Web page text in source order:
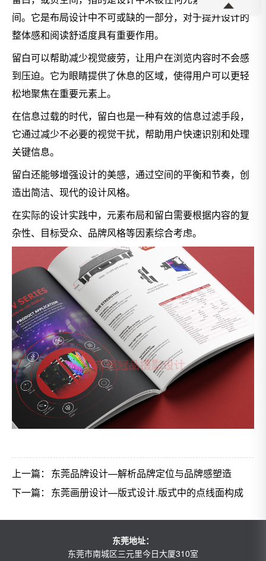
间。它是布局设计中不可或缺的一部分，对于提升设计的
整体感和阅读舒适度具有重要作用。
留白可以帮助减少视觉疲劳，让用户在浏览内容时不会感
到压迫。它为眼睛提供了休息的区域，使得用户可以更轻
松地聚焦在重要元素上。
在信息过载的时代，留白也是一种有效的信息过滤手段，
它通过减少不必要的视觉干扰，帮助用户快速识别和处理
关键信息。
留白还能够增强设计的美感，通过空间的平衡和节奏，创
造出简洁、现代的设计风格。
在实际的设计实践中，元素布局和留白需要根据内容的复
杂性、目标受众、品牌风格等因素综合考虑。
上一篇：
东莞品牌设计—解析品牌定位与品牌感塑造
下一篇：
东莞画册设计—版式设计.版式中的点线面构成
东莞地址：
东莞市南城区三元里今日大厦310室